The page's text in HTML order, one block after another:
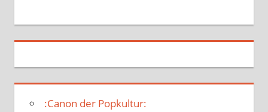
:Canon der Popkultur: